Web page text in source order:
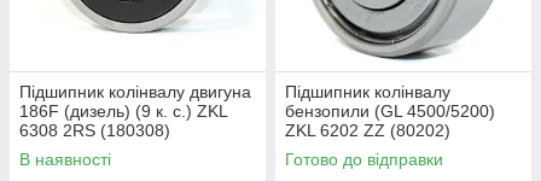
Підшипник колінвалу двигуна
186F (дизель) (9 к. с.) ZKL
6308 2RS (180308)
(40x90x23)
В наявності
Підшипник колінвалу
бензопили (GL 4500/5200)
ZKL 6202 ZZ (80202)
Промислова упаковка
(15x35x11)
Готово до відправки